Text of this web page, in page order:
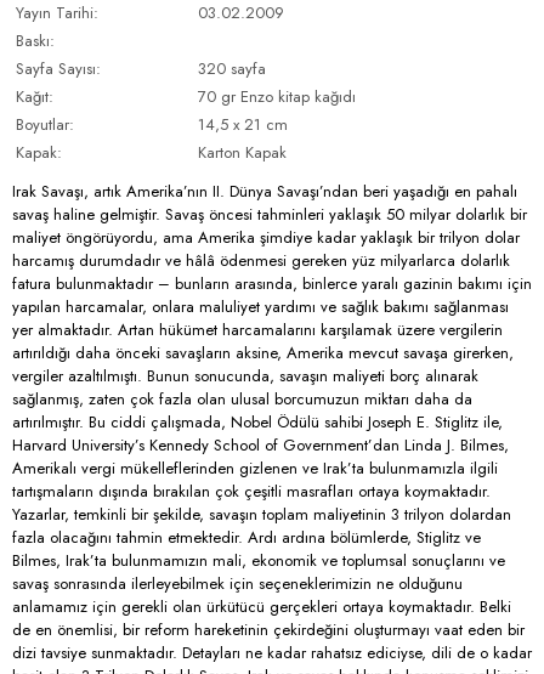
Yayın Tarihi:
03.02.2009
Baskı:
Sayfa Sayısı:
320 sayfa
Kağıt:
70 gr Enzo kitap kağıdı
Boyutlar:
14,5 x 21 cm
Kapak:
Karton Kapak
Irak Savaşı, artık Amerika’nın II. Dünya Savaşı’ndan beri yaşadığı en pahalı
savaş haline gelmiştir. Savaş öncesi tahminleri yaklaşık 50 milyar dolarlık bir
maliyet öngörüyordu, ama Amerika şimdiye kadar yaklaşık bir trilyon dolar
harcamış durumdadır ve hâlâ ödenmesi gereken yüz milyarlarca dolarlık
fatura bulunmaktadır – bunların arasında, binlerce yaralı gazinin bakımı için
yapılan harcamalar, onlara maluliyet yardımı ve sağlık bakımı sağlanması
yer almaktadır. Artan hükümet harcamalarını karşılamak üzere vergilerin
artırıldığı daha önceki savaşların aksine, Amerika mevcut savaşa girerken,
vergiler azaltılmıştı. Bunun sonucunda, savaşın maliyeti borç alınarak
sağlanmış, zaten çok fazla olan ulusal borcumuzun miktarı daha da
artırılmıştır. Bu ciddi çalışmada, Nobel Ödülü sahibi Joseph E. Stiglitz ile,
Harvard University’s Kennedy School of Government’dan Linda J. Bilmes,
Amerikalı vergi mükelleflerinden gizlenen ve Irak’ta bulunmamızla ilgili
tartışmaların dışında bırakılan çok çeşitli masrafları ortaya koymaktadır.
Yazarlar, temkinli bir şekilde, savaşın toplam maliyetinin 3 trilyon dolardan
fazla olacağını tahmin etmektedir. Ardı ardına bölümlerde, Stiglitz ve
Bilmes, Irak’ta bulunmamızın mali, ekonomik ve toplumsal sonuçlarını ve
savaş sonrasında ilerleyebilmek için seçeneklerimizin ne olduğunu
anlamamız için gerekli olan ürkütücü gerçekleri ortaya koymaktadır. Belki
de en önemlisi, bir reform hareketinin çekirdeğini oluşturmayı vaat eden bir
dizi tavsiye sunmaktadır. Detayları ne kadar rahatsız ediciyse, dili de o kadar